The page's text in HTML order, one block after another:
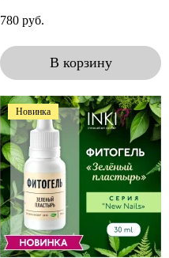
780 руб.
В корзину
Новинка